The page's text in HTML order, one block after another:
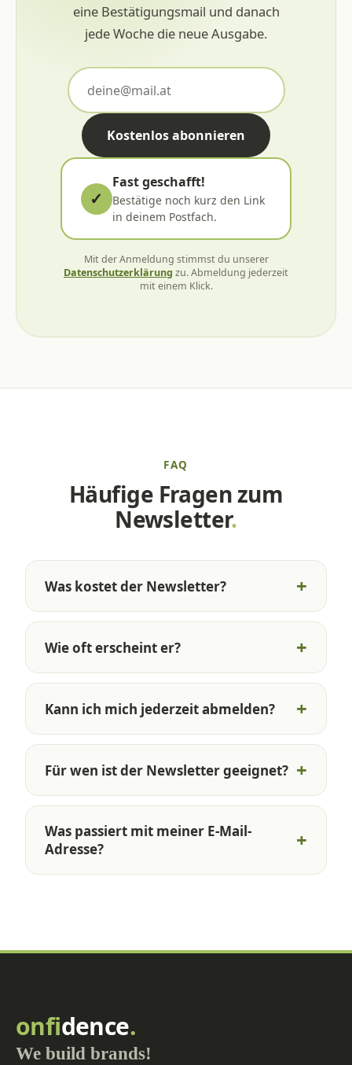
eine Bestätigungsmail und danach
jede Woche die neue Ausgabe.
Kostenlos abonnieren
✓
Fast geschafft!
Bestätige noch kurz den Link
in deinem Postfach.
Mit der Anmeldung stimmst du unserer
Datenschutzerklärung zu. Abmeldung jederzeit
mit einem Klick.
FAQ
Häufige Fragen zum
Newsletter.
Was kostet der Newsletter?
Wie oft erscheint er?
Kann ich mich jederzeit abmelden?
Für wen ist der Newsletter geeignet?
Was passiert mit meiner E-Mail-
Adresse?
onfidence.
We build brands!